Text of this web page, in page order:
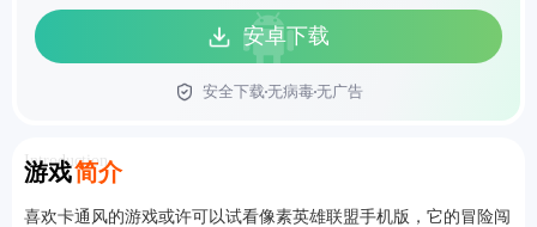
安卓下载
安全下载无病毒无广告
游戏简介
Introduction
喜欢卡通风的游戏或许可以试看像素英雄联盟手机版，它的冒险闯